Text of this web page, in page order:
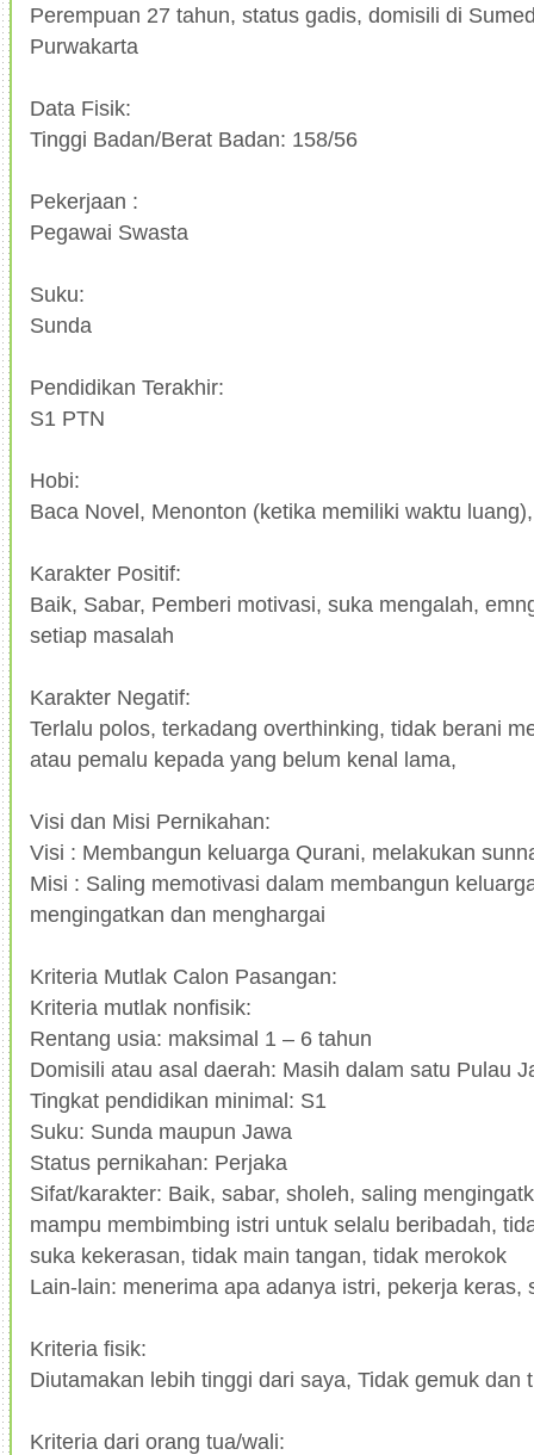
Perempuan 27 tahun, status gadis, domisili di
Purwakarta
Data Fisik:
Tinggi Badan/Berat Badan: 158/56
Pekerjaan :
Pegawai Swasta
Suku:
Sunda
Pendidikan Terakhir:
S1 PTN
Hobi:
Baca Novel, Menonton (ketika memiliki waktu
Karakter Positif:
Baik, Sabar, Pemberi motivasi, suka mengalah,
setiap masalah
Karakter Negatif:
Terlalu polos, terkadang overthinking, tidak berani
atau pemalu kepada yang belum kenal lama,
Visi dan Misi Pernikahan:
Visi : Membangun keluarga Qurani, melakukan
Misi : Saling memotivasi dalam membangun
mengingatkan dan menghargai
Kriteria Mutlak Calon Pasangan:
Kriteria mutlak nonfisik:
Rentang usia: maksimal 1 – 6 tahun
Domisili atau asal daerah: Masih dalam satu Pulau
Tingkat pendidikan minimal: S1
Suku: Sunda maupun Jawa
Status pernikahan: Perjaka
Sifat/karakter: Baik, sabar, sholeh, saling
mampu membimbing istri untuk selalu beribadah,
suka kekerasan, tidak main tangan, tidak merokok
Lain-lain: menerima apa adanya istri, pekerja keras,
Kriteria fisik:
Diutamakan lebih tinggi dari saya, Tidak gemuk dan
Kriteria dari orang tua/wali: